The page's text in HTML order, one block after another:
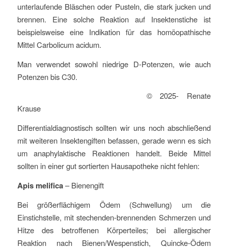
unterlaufende Bläschen oder Pusteln, die stark jucken und
brennen. Eine solche Reaktion auf Insektenstiche ist
beispielsweise eine Indikation für das homöopathische
Mittel Carbolicum acidum.
Man verwendet sowohl niedrige D-Potenzen, wie auch
Potenzen bis C30.
© 2025- Renate
Krause
Differentialdiagnostisch sollten wir uns noch abschließend
mit weiteren Insektengiften befassen, gerade wenn es sich
um anaphylaktische Reaktionen handelt. Beide Mittel
sollten in einer gut sortierten Hausapotheke nicht fehlen:
Apis melifica– Bienengift
Bei größerflächigem Ödem (Schwellung) um die
Einstichstelle, mit stechenden-brennenden Schmerzen und
Hitze des betroffenen Körperteiles; bei allergischer
Reaktion nach Bienen/Wespenstich, Quincke-Ödem